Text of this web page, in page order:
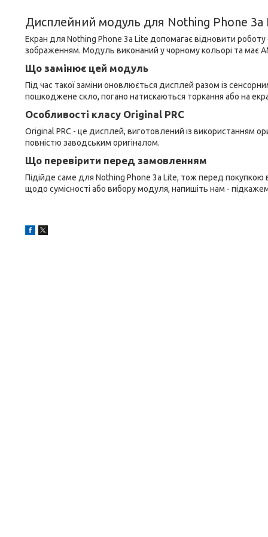
Дисплейний модуль для Nothing Phone 3a
Екран для Nothing Phone 3a Lite допомагає відновити
зображенням. Модуль виконаний у чорному кольорі та має
Що замінює цей модуль
Під час такої заміни оновлюється дисплей разом із
пошкоджене скло, погано натискаються торкання або на
Особливості класу Original PRC
Original PRC - це дисплей, виготовлений із використанням
повністю заводським оригіналом.
Що перевірити перед замовленням
Підійде саме для Nothing Phone 3a Lite, тож перед
щодо сумісності або вибору модуля, напишіть нам -